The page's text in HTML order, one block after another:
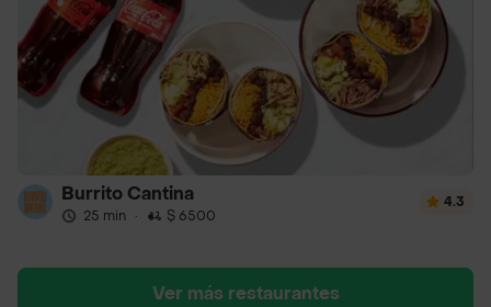
Burrito Cantina
25 min · $ 6500
4.3
Ver más restaurantes